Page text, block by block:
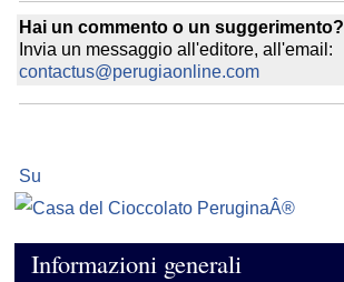
Hai un commento o un suggerimento?
Invia un messaggio all'editore, all'email:
contactus@perugiaonline.com
Su
Informazioni generali